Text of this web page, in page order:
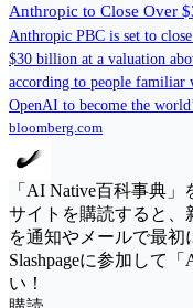
Anthropic to Close Over
Anthropic PBC is set to
$30 billion at a valuation
according to people familiar
OpenAI to become the
bloomberg.com
「AI Native百科事典」
サイトを購読すると、
を通知やメールで最初
Slashpageに参加して
い！